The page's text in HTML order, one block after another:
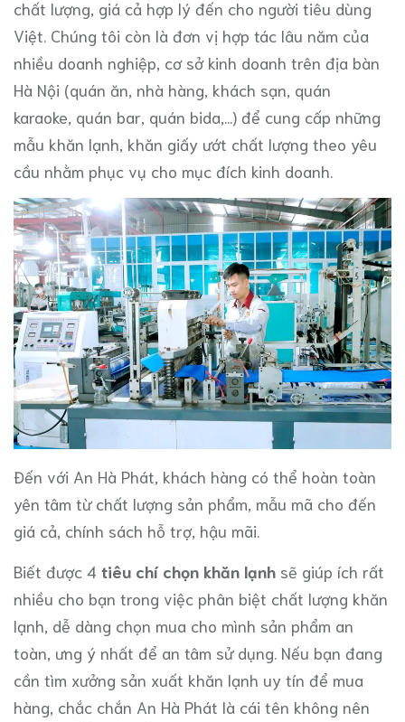
chất lượng, giá cả hợp lý đến cho người tiêu dùng
Việt. Chúng tôi còn là đơn vị hợp tác lâu năm của
nhiều doanh nghiệp, cơ sở kinh doanh trên địa bàn
Hà Nội (quán ăn, nhà hàng, khách sạn, quán
karaoke, quán bar, quán bida,...) để cung cấp những
mẫu khăn lạnh, khăn giấy ướt chất lượng theo yêu
cầu nhằm phục vụ cho mục đích kinh doanh.
Đến với An Hà Phát, khách hàng có thể hoàn toàn
yên tâm từ chất lượng sản phẩm, mẫu mã cho đến
giá cả, chính sách hỗ trợ, hậu mãi.
Biết được 4 tiêu chí chọn khăn lạnh sẽ giúp ích rất
nhiều cho bạn trong việc phân biệt chất lượng khăn
lạnh, dễ dàng chọn mua cho mình sản phẩm an
toàn, ưng ý nhất để an tâm sử dụng. Nếu bạn đang
cần tìm xưởng sản xuất khăn lạnh uy tín để mua
hàng, chắc chắn An Hà Phát là cái tên không nên